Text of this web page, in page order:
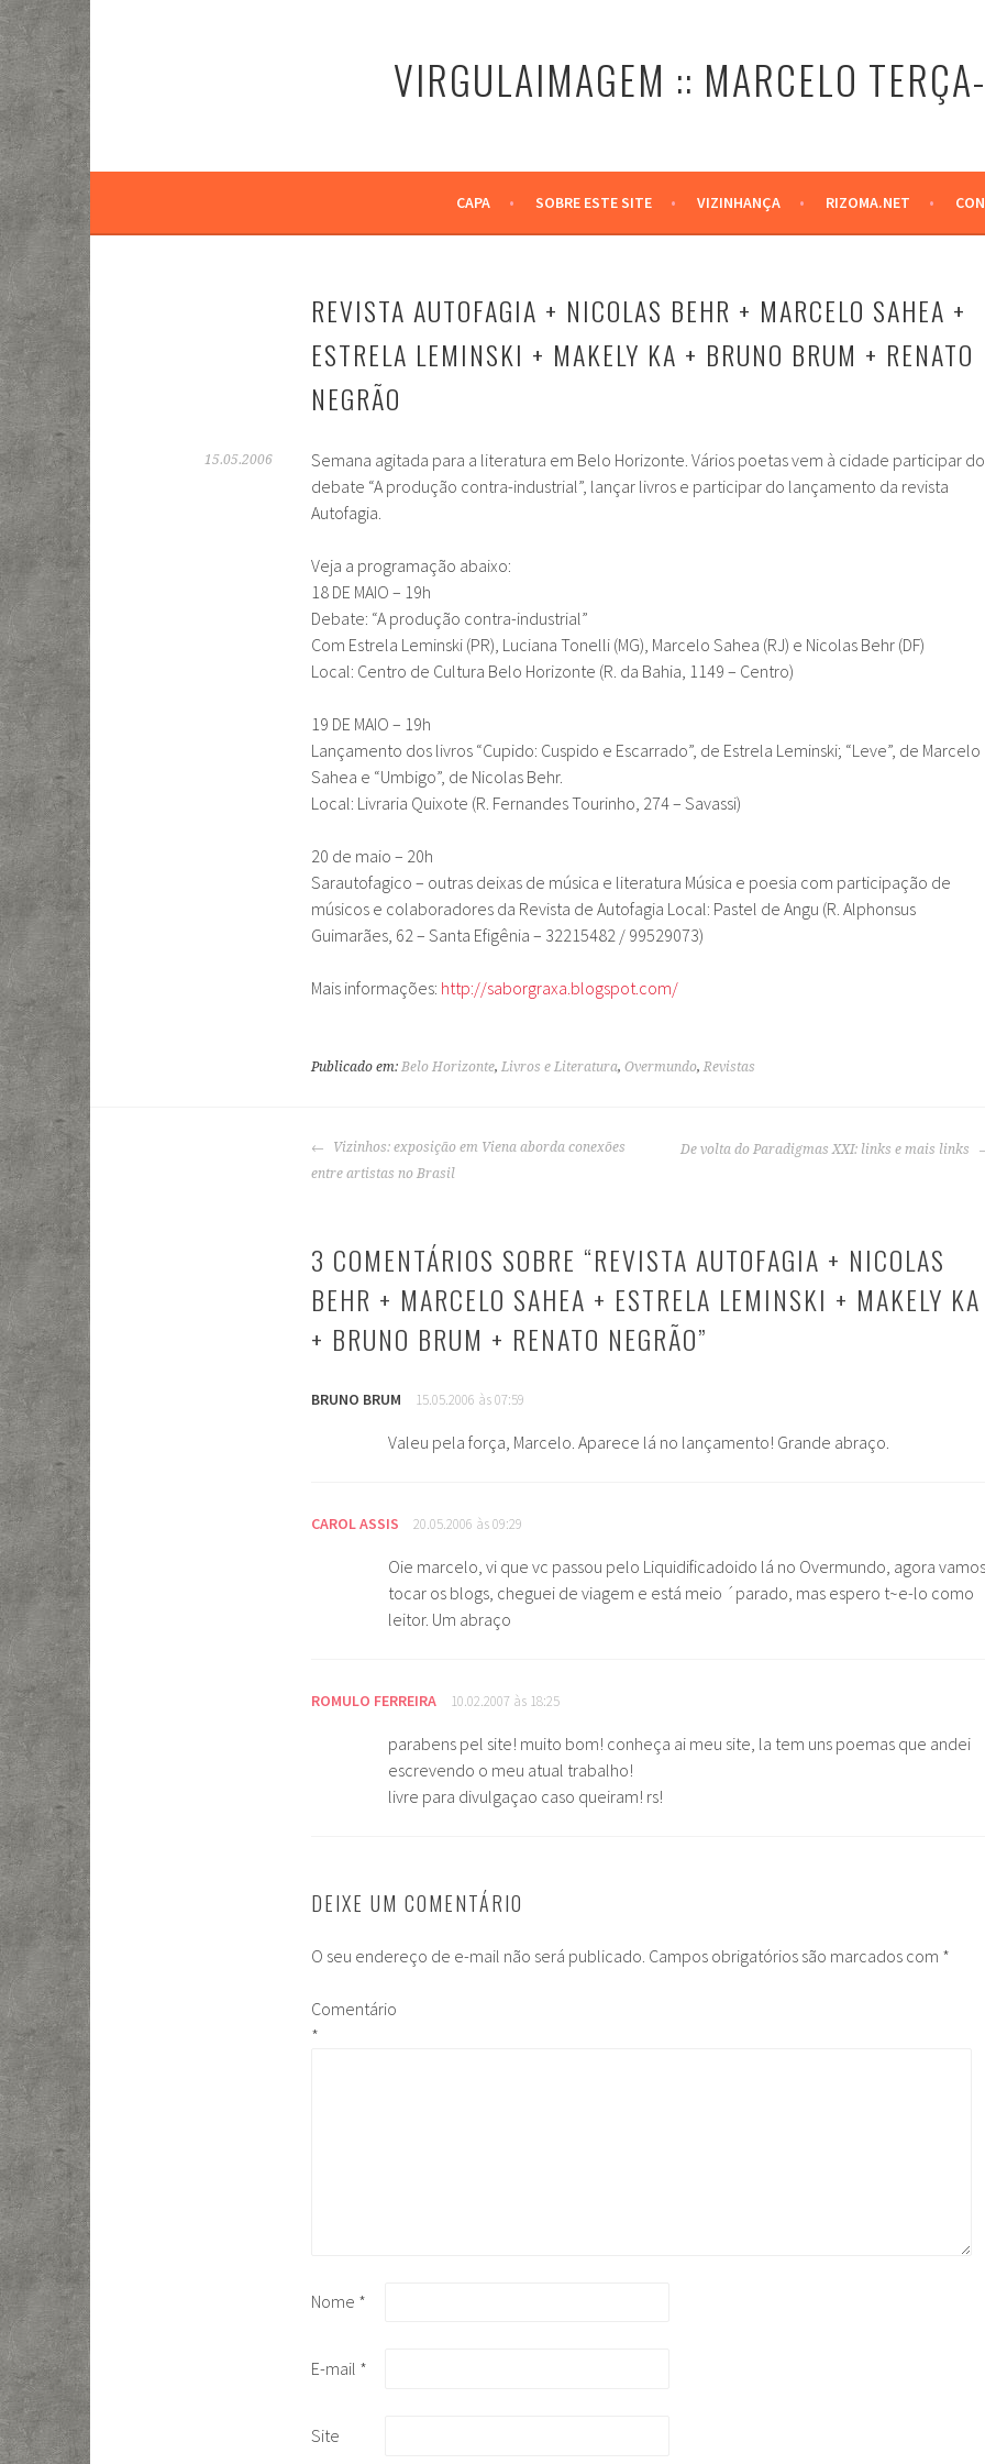
conteúdo
VIRGULAIMAGEM :: MARCELO
CAPA SOBRE ESTE SITE VIZINHANÇA RIZOMA.NET
REVISTA AUTOFAGIA + NICOLAS BEHR + MARCELO SAHEA +
ESTRELA LEMINSKI + MAKELY KA + BRUNO BRUM + RENATO
NEGRÃO
15.05.2006
Semana agitada para a literatura em Belo Horizonte. Vários poetas vem à cidade participar do
debate “A produção contra-industrial”, lançar livros e participar do lançamento da revista
Autofagia.
Veja a programação abaixo:
18 DE MAIO – 19h
Debate: “A produção contra-industrial”
Com Estrela Leminski (PR), Luciana Tonelli (MG), Marcelo Sahea (RJ) e Nicolas Behr (DF)
Local: Centro de Cultura Belo Horizonte (R. da Bahia, 1149 – Centro)
19 DE MAIO – 19h
Lançamento dos livros “Cupido: Cuspido e Escarrado”, de Estrela Leminski; “Leve”, de Marcelo
Sahea e “Umbigo”, de Nicolas Behr.
Local: Livraria Quixote (R. Fernandes Tourinho, 274 – Savassi)
20 de maio – 20h
Sarautofagico – outras deixas de música e literatura Música e poesia com participação de
músicos e colaboradores da Revista de Autofagia Local: Pastel de Angu (R. Alphonsus
Guimarães, 62 – Santa Efigênia – 32215482 / 99529073)
Mais informações: http://saborgraxa.blogspot.com/
Publicado em: Belo Horizonte, Livros e Literatura, Overmundo,Revistas
NAVEGAÇÃO
DE
Vizinhos: exposição em Viena aborda conexões
entre artistas no Brasil
De volta do Paradigmas XXI: links e mais links
3 COMENTÁRIOS SOBRE “REVISTA AUTOFAGIA + NICOLAS
BEHR + MARCELO SAHEA + ESTRELA LEMINSKI + MAKELY KA
+ BRUNO BRUM + RENATO NEGRÃO”
BRUNO BRUM 15.05.2006 às 07:59
Valeu pela força, Marcelo. Aparece lá no lançamento! Grande abraço.
CAROL ASSIS 20.05.2006 às 09:29
Oie marcelo, vi que vc passou pelo Liquidificadoido lá no Overmundo, agora vamos
tocar os blogs, cheguei de viagem e está meio ´parado, mas espero t~e-lo como
leitor. Um abraço
ROMULO FERREIRA 10.02.2007 às 18:25
parabens pel site! muito bom! conheça ai meu site, la tem uns poemas que andei
escrevendo o meu atual trabalho!
livre para divulgaçao caso queiram! rs!
DEIXE UM COMENTÁRIO
O seu endereço de e-mail não será publicado. Campos obrigatórios são marcados com *
Comentário
*
Nome *
E-mail *
Site